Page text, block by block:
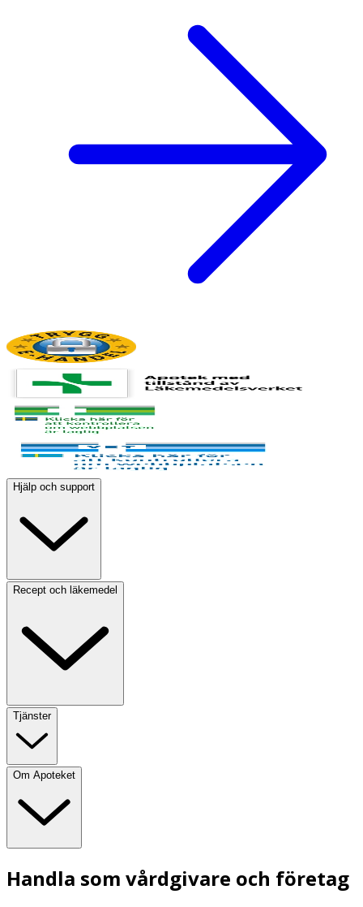
Hjälp och support
Recept och läkemedel
Tjänster
Om Apoteket
Handla som vårdgivare och företag